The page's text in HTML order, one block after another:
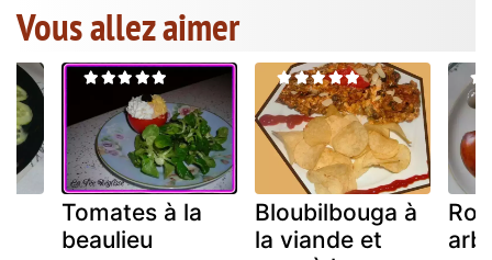
Vous allez aimer
Tomates à la
beaulieu
Bloubilbouga à
la viande et